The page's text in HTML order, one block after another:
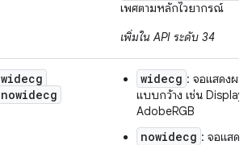
เพศตามหลักไวยากรณ์
เพิ่มใน API ระดับ 34
widecg
nowidecg
widecg : จอแสดงผล
แบบกว้าง เช่น Display
AdobeRGB
nowidecg : จอแสดง